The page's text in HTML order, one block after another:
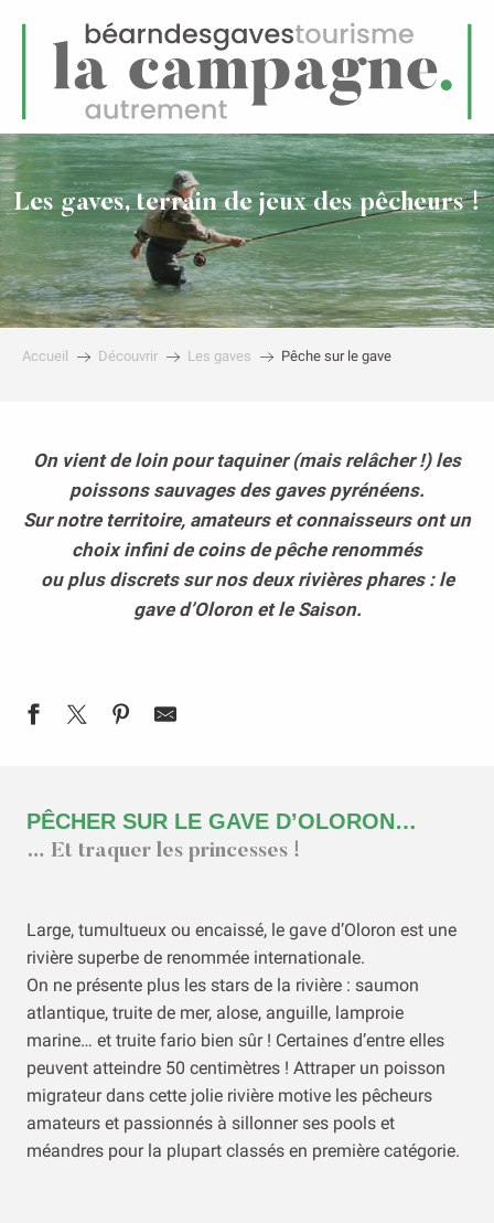
Menu
Les gaves, terrain de jeux des pêcheurs !
Accueil Découvrir Les gaves Pêche sur le gave
On vient de loin pour taquiner (mais relâcher !) les
poissons sauvages des gaves pyrénéens.
Sur notre territoire, amateurs et connaisseurs ont un
choix infini de coins de pêche renommés
ou plus discrets sur nos deux rivières phares : le
gave d’Oloron et le Saison.
PÊCHER SUR LE GAVE D’OLORON…
… Et traquer les princesses !
Large, tumultueux ou encaissé, le gave d’Oloron est une
rivière superbe de renommée internationale.
On ne présente plus les stars de la rivière : saumon
atlantique, truite de mer, alose, anguille, lamproie
marine… et truite fario bien sûr ! Certaines d’entre elles
peuvent atteindre 50 centimètres ! Attraper un poisson
migrateur dans cette jolie rivière motive les pêcheurs
amateurs et passionnés à sillonner ses pools et
méandres pour la plupart classés en première catégorie.